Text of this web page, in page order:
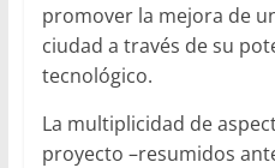
promover la mejora de
ciudad a través de su
tecnológico.
La multiplicidad de
proyecto –resumidos